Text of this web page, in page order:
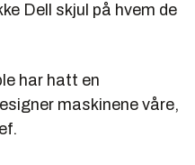
Dell skjul på hvem de
har hatt en
maskinene våre,